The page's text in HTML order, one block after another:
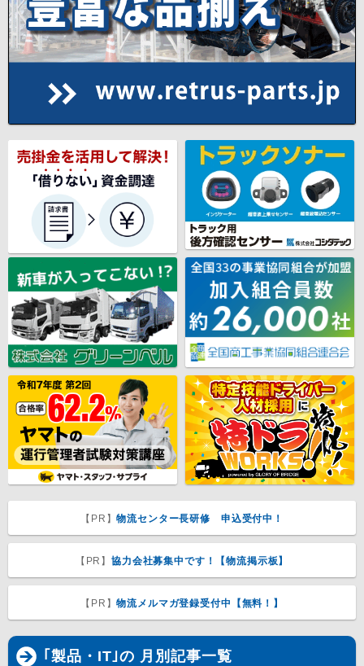
【PR】物流センター長研修 申込受付中！
【PR】協力会社募集中です！【物流掲示板】
【PR】物流メルマガ登録受付中【無料！】
｢製品・IT｣の 月別記事一覧